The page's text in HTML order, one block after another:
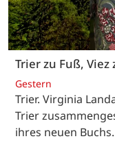
Trier zu Fuß,
Gestern
Trier. Virginia
Trier
ihres neuen Buchs.